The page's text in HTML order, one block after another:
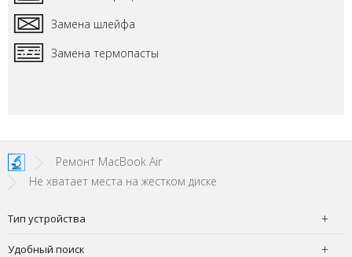
Замена шлейфа
Замена термопасты
Ремонт MacBook Air
Не хватает места на жестком диске
Тип устройства
Удобный поиск